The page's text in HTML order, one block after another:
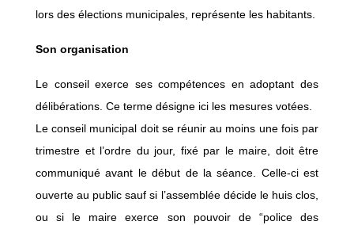
lors des élections municipales, représente les habitants.
Son organisation
Le conseil exerce ses compétences en adoptant des
délibérations. Ce terme désigne ici les mesures votées.
Le conseil municipal doit se réunir au moins une fois par
trimestre et l’ordre du jour, fixé par le maire, doit être
communiqué avant le début de la séance. Celle-ci est
ouverte au public sauf si l’assemblée décide le huis clos,
ou si le maire exerce son pouvoir de “police des